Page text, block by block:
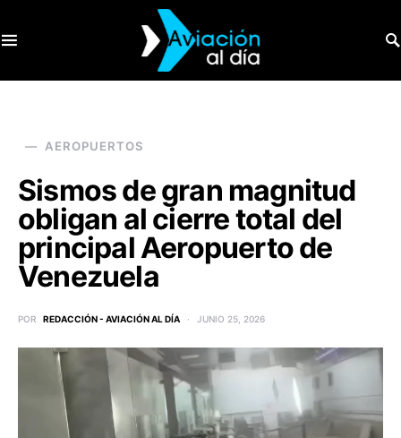
AEROPUERTOS
Sismos de gran magnitud
obligan al cierre total del
principal Aeropuerto de
Venezuela
POR REDACCIÓN - AVIACIÓN AL DÍA JUNIO 25, 2026